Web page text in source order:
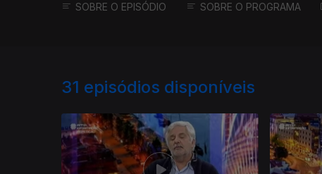
SOBRE O EPISÓDIO SOBRE O PROGRAMA
31 episódios disponíveis